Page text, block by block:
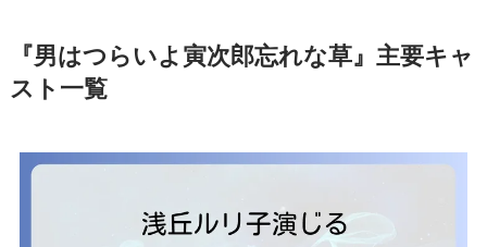
『男はつらいよ寅次郎忘れな草』主要キャ
スト一覧